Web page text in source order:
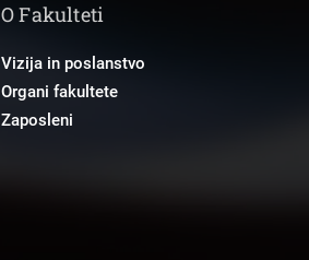
O Fakulteti
Vizija in poslanstvo
Organi fakultete
Zaposleni